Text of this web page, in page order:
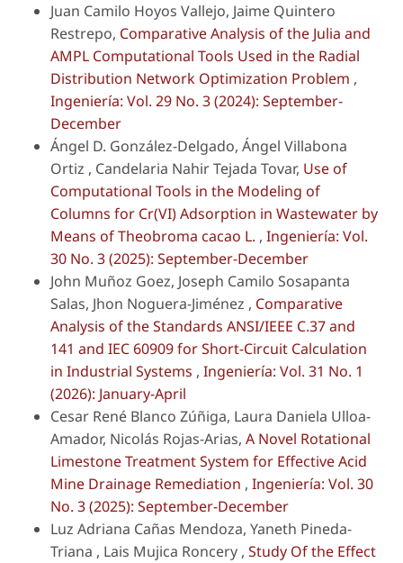
Juan Camilo Hoyos Vallejo, Jaime Quintero
Restrepo, Comparative Analysis of the Julia and
AMPL Computational Tools Used in the Radial
Distribution Network Optimization Problem ,
Ingeniería: Vol. 29 No. 3 (2024): September-
December
Ángel D. González-Delgado, Ángel Villabona
Ortiz , Candelaria Nahir Tejada Tovar, Use of
Computational Tools in the Modeling of
Columns for Cr(VI) Adsorption in Wastewater by
Means ofTheobroma cacao L. , Ingeniería: Vol.
30 No. 3 (2025): September-December
John Muñoz Goez, Joseph Camilo Sosapanta
Salas, Jhon Noguera-Jiménez , Comparative
Analysis of the Standards ANSI/IEEE C.37 and
141 and IEC 60909 for Short-Circuit Calculation
in Industrial Systems , Ingeniería: Vol. 31 No. 1
(2026): January-April
Cesar René Blanco Zúñiga, Laura Daniela Ulloa-
Amador, Nicolás Rojas-Arias, A Novel Rotational
Limestone Treatment System for Effective Acid
Mine Drainage Remediation , Ingeniería: Vol. 30
No. 3 (2025): September-December
Luz Adriana Cañas Mendoza, Yaneth Pineda-
Triana , Lais Mujica Roncery , Study Of the Effect